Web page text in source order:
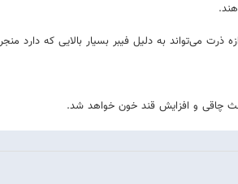
می‌تواند به دلیل فیبر بسیار بالایی که دارد
چاقی و افزایش قند خون خواهد شد.